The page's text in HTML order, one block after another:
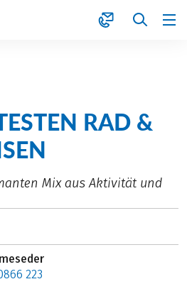
RAD &
Mix aus Aktivität und
223